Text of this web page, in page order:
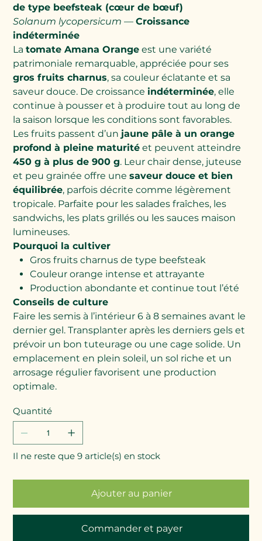
de type beefsteak (cœur de bœuf)
Solanum lycopersicum —Croissance
indéterminée
Latomate Amana Orange est une variété
patrimoniale remarquable, appréciée pour ses
gros fruits charnus, sa couleur éclatante et sa
saveur douce. De croissance indéterminée, elle
continue à pousser et à produire tout au long de
la saison lorsque les conditions sont favorables.
Les fruits passent d’un jaune pâle à un orange
profond à pleine maturité et peuvent atteindre
450 g à plus de 900 g. Leur chair dense, juteuse
et peu grainée offre unesaveur douce et bien
équilibrée, parfois décrite comme légèrement
tropicale. Parfaite pour les salades fraîches, les
sandwichs, les plats grillés ou les sauces maison
lumineuses.
Pourquoi la cultiver
Gros fruits charnus de type beefsteak
Couleur orange intense et attrayante
Production abondante et continue tout l’été
Conseils de culture
Faire les semis à l’intérieur 6 à 8 semaines avant le
dernier gel. Transplanter après les derniers gels et
prévoir un bon tuteurage ou une cage solide. Un
emplacement en plein soleil, un sol riche et un
arrosage régulier favorisent une production
optimale.
Quantité
Il ne reste que 9 article(s) en stock
Ajouter au panier
Commander et payer